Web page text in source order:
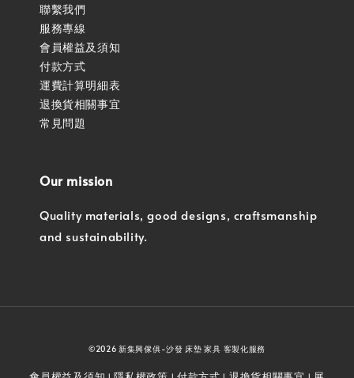
聯繫我們
服務專線
會員權益及須知
付款方式
運費計算明細表
退換貨相關事宜
常見問題
Our mission
Quality materials, good designs, craftsmanship
and sustainability.
©2026 新集興傢俱-沙發 床墊 家具 客製化服務